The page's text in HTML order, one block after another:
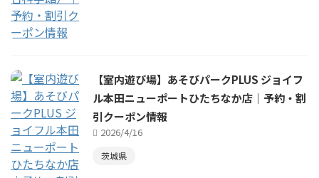
【室内遊び場】あそびパークPLUS ジョイフ
ル本田ニューポートひたちなか店｜予約・割
引クーポン情報
2026/4/16
茨城県